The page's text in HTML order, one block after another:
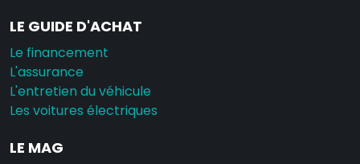
LE GUIDE D'ACHAT
Le financement
L'assurance
L'entretien du véhicule
Les voitures électriques
LE MAG